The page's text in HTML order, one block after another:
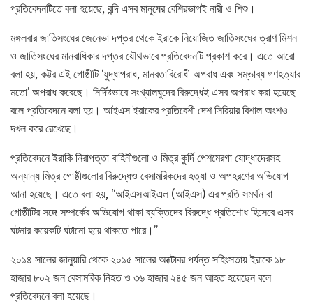
প্রতিবেদনটিতে বলা হয়েছে, বন্দি এসব মানুষের বেশিরভাগই নারী ও শিশু।
মঙ্গলবার জাতিসংঘের জেনেভা দপ্তর থেকে ইরাকে নিয়োজিত জাতিসংঘের ত্রাণ মিশন
ও জাতিসংঘের মানবাধিকার দপ্তর যৌথভাবে প্রতিবেদনটি প্রকাশ করে। এতে আরো
বলা হয়, কট্টর এই গোষ্ঠীটি ‘যুদ্ধাপরাধ, মানবতাবিরোধী অপরাধ এবং সম্ভাব্য গণহত্যার
মতো’ অপরাধ করেছে। নির্দিষ্টভাবে সংখ্যালঘুদের বিরুদ্ধেই এসব অপরাধ করা হয়েছে
বলে প্রতিবেদনে বলা হয়। আইএস ইরাকের প্রতিবেশী দেশ সিরিয়ার বিশাল অংশও
দখল করে রেখেছে।
প্রতিবেদনে ইরাকি নিরাপত্তা বাহিনীগুলো ও মিত্র কুর্দি পেশমেরগা যোদ্ধাদেরসহ
অন্যান্য মিত্র গোষ্ঠীগুলোর বিরুদ্ধেও বেসামরিকদের হত্যা ও অপহরণের অভিযোগ
আনা হয়েছে। এতে বলা হয়, “আইএসআইএল (আইএস) এর প্রতি সমর্থন বা
গোষ্ঠীটির সঙ্গে সম্পর্কের অভিযোগ থাকা ব্যক্তিদের বিরুদ্ধে প্রতিশোধ হিসেবে এসব
ঘটনার কয়েকটি ঘটানো হয়ে থাকতে পারে।”
২০১৪ সালের জানুয়ারি থেকে ২০১৫ সালের অক্টোবর পর্যন্ত সহিংসতায় ইরাকে ১৮
হাজার ৮০২ জন বেসামরিক নিহত ও ৩৬ হাজার ২৪৫ জন আহত হয়েছেন বলে
প্রতিবেদনে বলা হয়েছে।